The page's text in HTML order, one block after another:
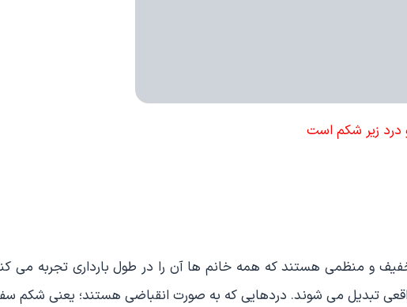
درد زیر شکم است
و منظمی هستند که همه خانم ها آن را در طول بارداری تجربه می
واقعی تبدیل می شوند. دردهایی که به صورت انقباضی هستند؛ یعنی شکم